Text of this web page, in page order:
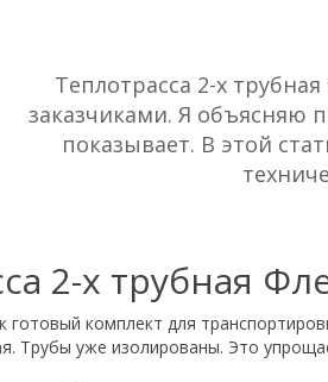
Теплотрасса 2-х
заказчиками. Я объясняю
показывает. В этой
2-х трубная
готовый комплект для
Трубы уже изолированы. Это